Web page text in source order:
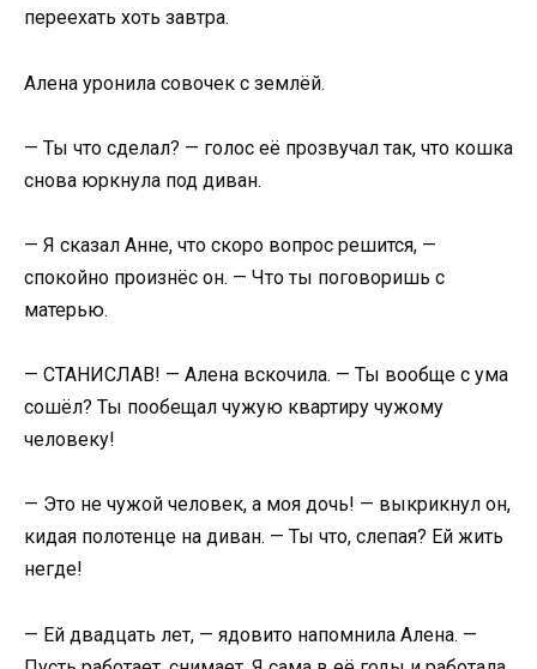
переехать хоть завтра.
Алена уронила совочек с землёй.
— Ты что сделал? — голос её прозвучал так, что кошка
снова юркнула под диван.
— Я сказал Анне, что скоро вопрос решится, —
спокойно произнёс он. — Что ты поговоришь с
матерью.
— СТАНИСЛАВ! — Алена вскочила. — Ты вообще с ума
сошёл? Ты пообещал чужую квартиру чужому
человеку!
— Это не чужой человек, а моя дочь! — выкрикнул он,
кидая полотенце на диван. — Ты что, слепая? Ей жить
негде!
— Ей двадцать лет, — ядовито напомнила Алена. —